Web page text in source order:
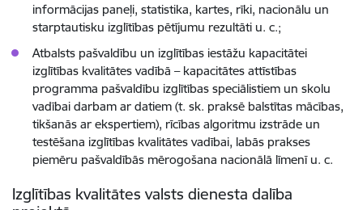
informācijas paneļi, statistika, kartes, rīki, nacionālu un
starptautisku izglītības pētījumu rezultāti u. c.;
Atbalsts pašvaldību un izglītības iestāžu kapacitātei
izglītības kvalitātes vadībā – kapacitātes attīstības
programma pašvaldību izglītības speciālistiem un skolu
vadībai darbam ar datiem (t. sk. praksē balstītas mācības,
tikšanās ar ekspertiem), rīcības algoritmu izstrāde un
testēšana izglītības kvalitātes vadībai, labās prakses
piemēru pašvaldībās mērogošana nacionālā līmenī u. c.
Izglītības kvalitātes valsts dienesta dalība